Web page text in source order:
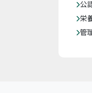
公
栄
管